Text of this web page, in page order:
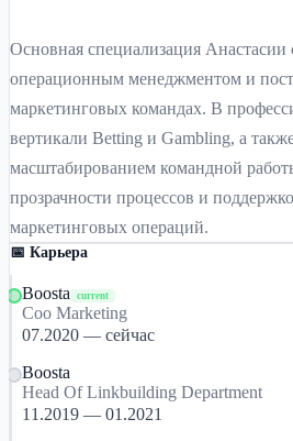
Основная специализация Анастасии
операционным менеджментом и
маркетинговых командах. В
вертикали Betting и Gambling, а
масштабированием командной
прозрачности процессов и
маркетинговых операций.
📅 Карьера
Boosta current
Coo Marketing
07.2020 — сейчас
Boosta
Head Of Linkbuilding Department
11.2019 — 01.2021